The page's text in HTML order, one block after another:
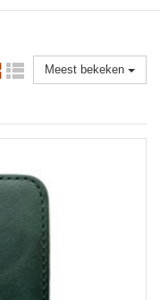
Meest bekeken